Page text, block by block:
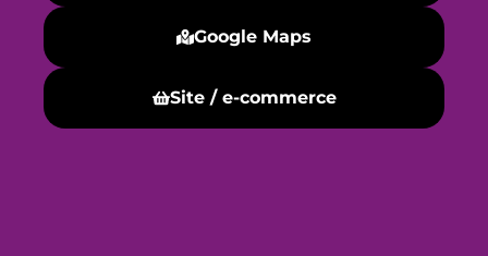
Google Maps
Site / e-commerce